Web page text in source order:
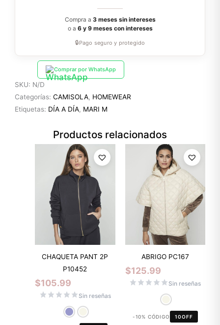
Compra a 3 meses sin intereses
o a 6 y 9 meses con intereses
🔒Pago seguro y protegido
Comprar por WhatsApp
SKU: N/D
Categorías: CAMISOLA, HOMEWEAR
Etiquetas: DÍA A DÍA, MARI M
Productos relacionados
CHAQUETA PANT 2P
P10452
$105.99
Sin reseñas
ABRIGO PC167
$125.99
Sin reseñas
-10% CÓDIGO 10OFF